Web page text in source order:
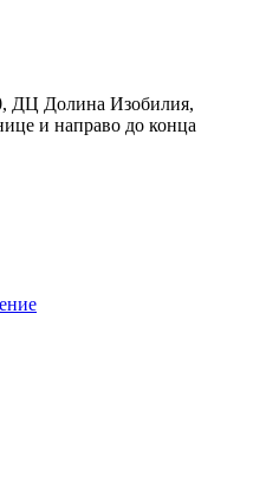
ДЦ Долина Изобилия,
и направо до конца